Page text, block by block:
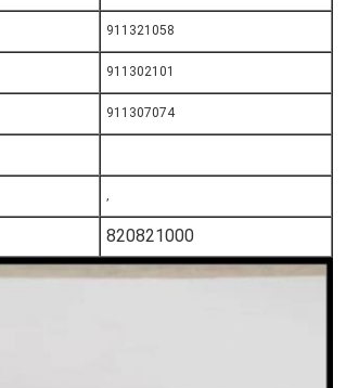
911321058
911302101
911307074
‚
820821000